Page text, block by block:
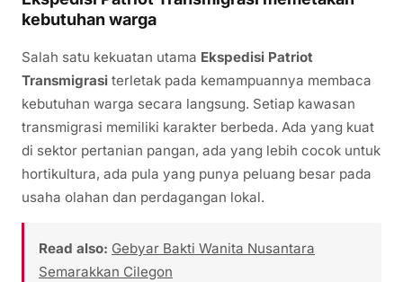
kebutuhan warga
Salah satu kekuatan utama Ekspedisi Patriot
Transmigrasi terletak pada kemampuannya membaca
kebutuhan warga secara langsung. Setiap kawasan
transmigrasi memiliki karakter berbeda. Ada yang kuat
di sektor pertanian pangan, ada yang lebih cocok untuk
hortikultura, ada pula yang punya peluang besar pada
usaha olahan dan perdagangan lokal.
Read also: Gebyar Bakti Wanita Nusantara
Semarakkan Cilegon